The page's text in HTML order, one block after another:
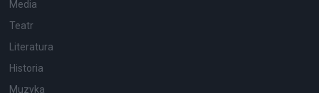
Media
Teatr
Literatura
Historia
Muzyka